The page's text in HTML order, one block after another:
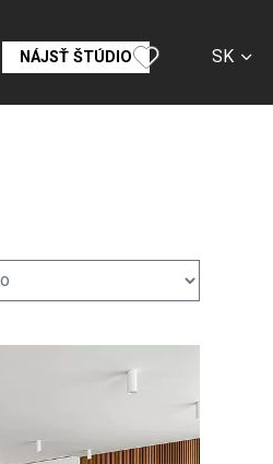
NÁJSŤ ŠTÚDIO
CS
SK